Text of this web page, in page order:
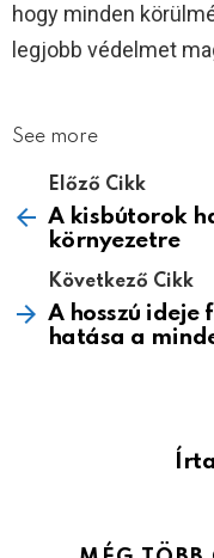
hogy minden
legjobb védelmet
See more
Előző Cikk
A kisbútorok
környezetre
Következő Cikk
A hosszú ideje
hatása a
Írta